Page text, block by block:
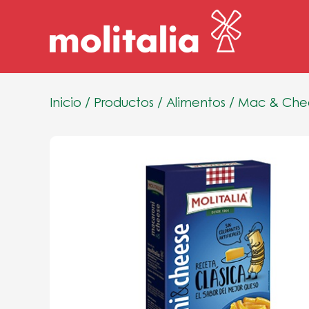
Inicio / Productos / Alimentos / Mac &